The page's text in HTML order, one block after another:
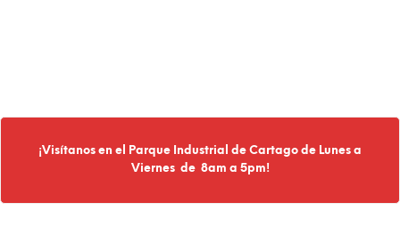
¡Visítanos en el Parque Industrial de Cartago de Lunes a
Viernes de 8am a 5pm!